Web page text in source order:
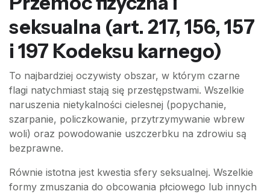
seksualna (art. 217, 156, 157
i 197 Kodeksu karnego)
To najbardziej oczywisty obszar, w którym czarne
flagi natychmiast stają się przestępstwami. Wszelkie
naruszenia nietykalności cielesnej (popychanie,
szarpanie, policzkowanie, przytrzymywanie wbrew
woli) oraz powodowanie uszczerbku na zdrowiu są
bezprawne.
Równie istotna jest kwestia sfery seksualnej. Wszelkie
formy zmuszania do obcowania płciowego lub innych